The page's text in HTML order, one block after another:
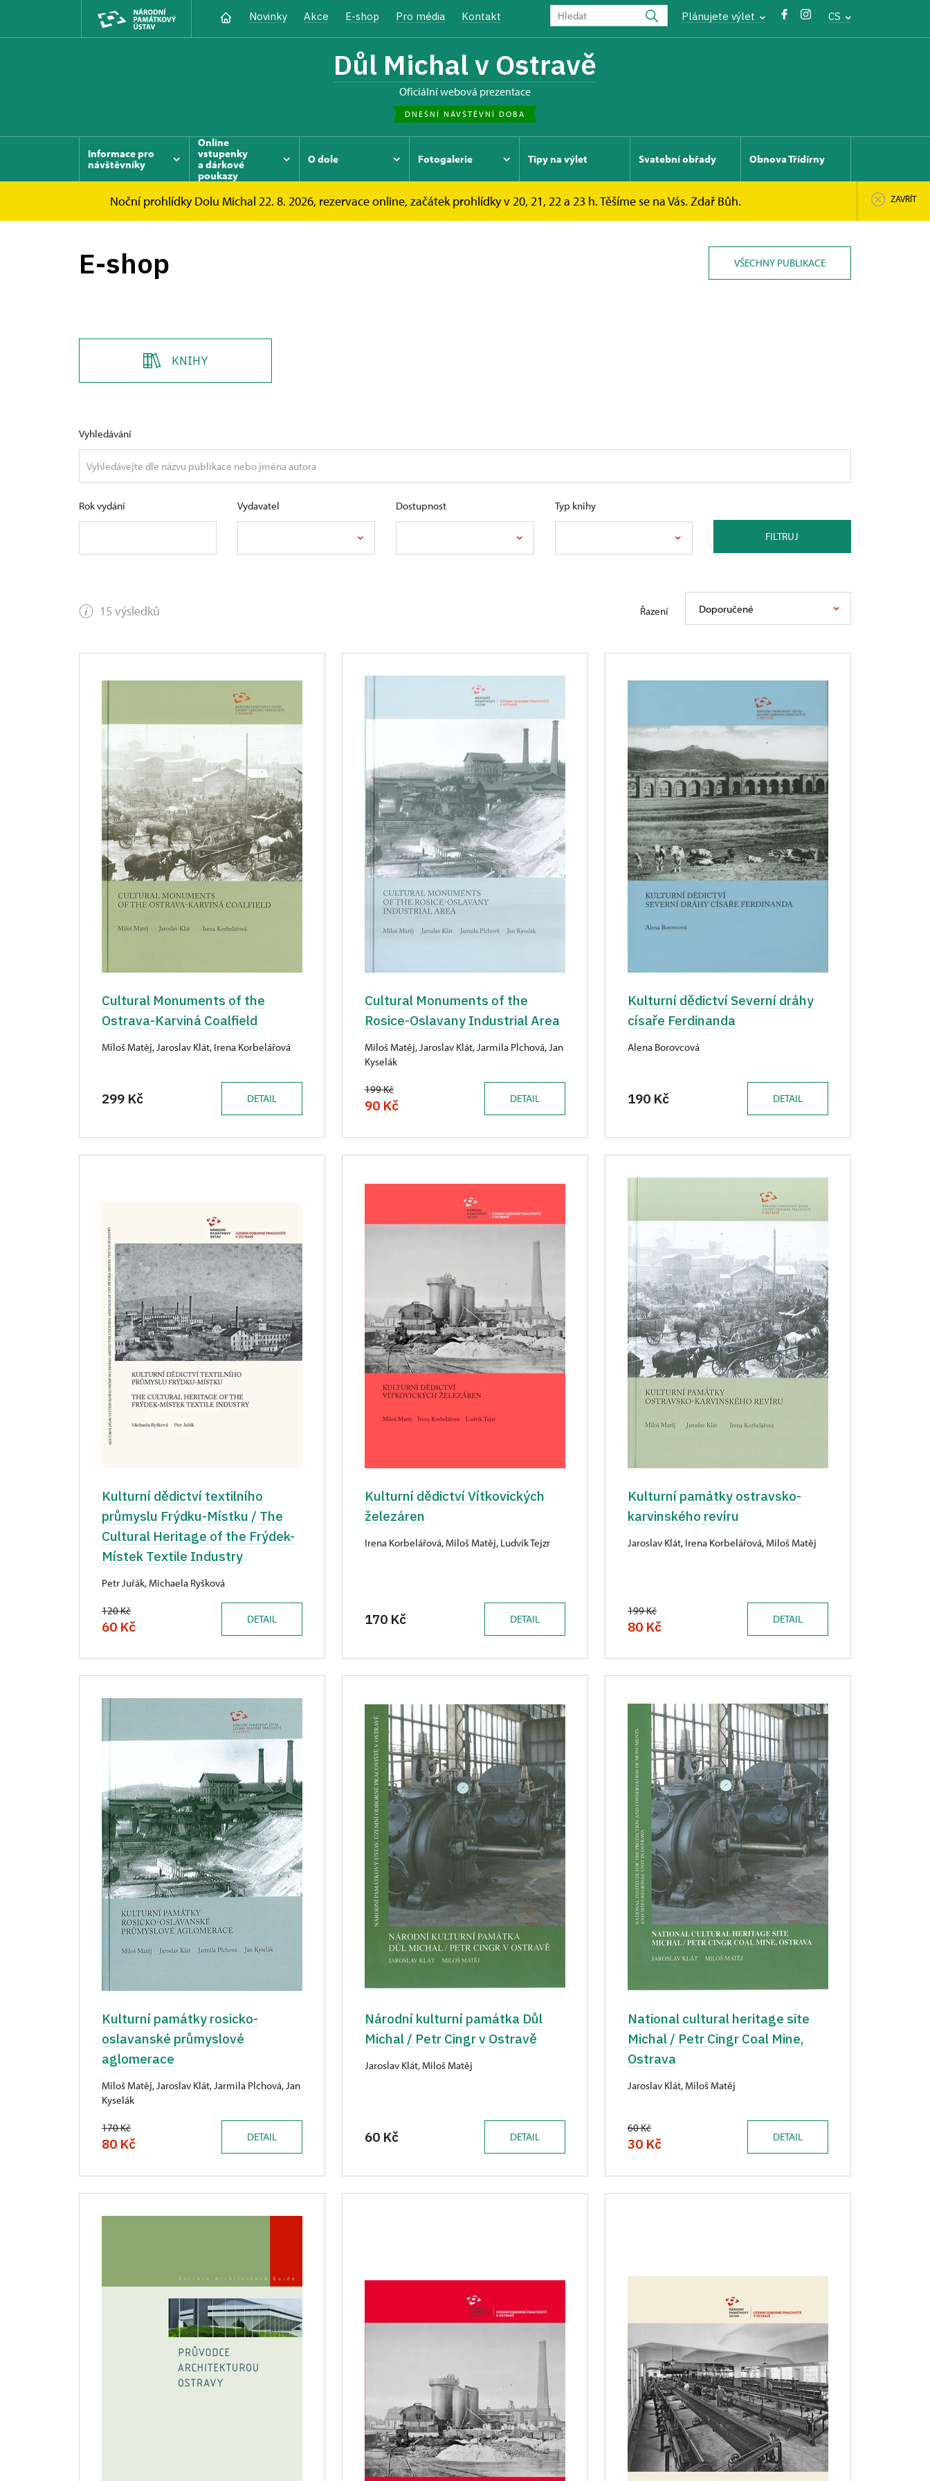
Novinky Akce E-shop Pro média Kontakt Plánujete výlet CS
Důl Michal v Ostravě
oficiální webová prezentace
DNEŠNÍ NÁVŠTĚVNÍ DOBA
Informace pro
návštěvníky
Online
vstupenky
a dárkové
poukazy
O dole Fotogalerie Tipy na výlet Svatební obřady Obnova Třídírny
Noční prohlídky Dolu Michal 22. 8. 2026, rezervace online, začátek prohlídky v 20, 21, 22 a 23 h. Těšíme se na Vás. Zdař Bůh. ZAVŘÍT
Důl Michal Publikace
E-shop VŠECHNY PUBLIKACE
KNIHY
Vyhledávání
Rok vydání Vydavatel Dostupnost Typ knihy
FILTRUJ
15 výsledků Řazení Doporučené
Cultural Monuments of the
Ostrava-Karviná Coalfield
Miloš Matěj, Jaroslav Klát, Irena Korbelářová
299 Kč DETAIL
Cultural Monuments of the
Rosice-Oslavany Industrial Area
Miloš Matěj, Jaroslav Klát, Jarmila Plchová, Jan
Kyselák
199 Kč
90 Kč DETAIL
Kulturní dědictví Severní dráhy
císaře Ferdinanda
Alena Borovcová
190 Kč DETAIL
Kulturní dědictví textilního
průmyslu Frýdku-Místku / The
Cultural Heritage of the Frýdek-
Místek Textile Industry
Petr Juřák, Michaela Ryšková
120 Kč
60 Kč DETAIL
Kulturní dědictví Vítkovických
železáren
Irena Korbelářová, Miloš Matěj, Ludvík Tejzr
170 Kč DETAIL
Kulturní památky ostravsko-
karvinského revíru
Jaroslav Klát, Irena Korbelářová, Miloš Matěj
199 Kč
80 Kč DETAIL
Kulturní památky rosicko-
oslavanské průmyslové
aglomerace
Miloš Matěj, Jaroslav Klát, Jarmila Plchová, Jan
Kyselák
170 Kč
80 Kč DETAIL
Národní kulturní památka Důl
Michal / Petr Cingr v Ostravě
Jaroslav Klát, Miloš Matěj
60 Kč DETAIL
National cultural heritage site
Michal / Petr Cingr Coal Mine,
Ostrava
Jaroslav Klát, Miloš Matěj
60 Kč
30 Kč DETAIL